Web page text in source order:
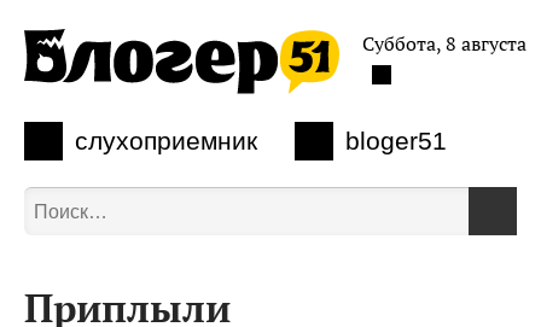
слухоприемник bloger51
Суббота, 8 августа
Приплыли